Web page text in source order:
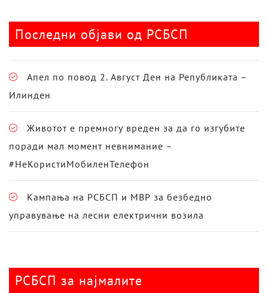
Последни објави од РСБСП
Апел по повод 2. Август Ден на Републиката –
Илинден
Животот е премногу вреден за да го изгубите
поради мал момент невнимание –
#НеКористиМобиленТелефон
Кампања на РСБСП и МВР за безбедно
управување на лесни електрични возила
РСБСП за најмалите